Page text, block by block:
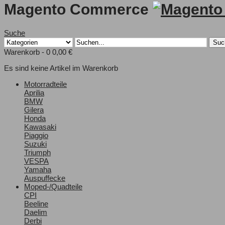
Magento Commerce
Suche
Warenkorb - 0 0,00 €
Es sind keine Artikel im Warenkorb
Motorradteile
Aprilia
BMW
Gilera
Honda
Kawasaki
Piaggio
Suzuki
Triumph
VESPA
Yamaha
Auspuffecke
Moped-/Quadteile
CPI
Beeline
Daelim
Derbi